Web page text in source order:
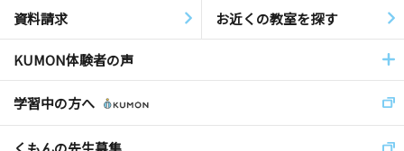
資料請求 お近くの教室を探す
KUMON体験者の声
学習中の方へ